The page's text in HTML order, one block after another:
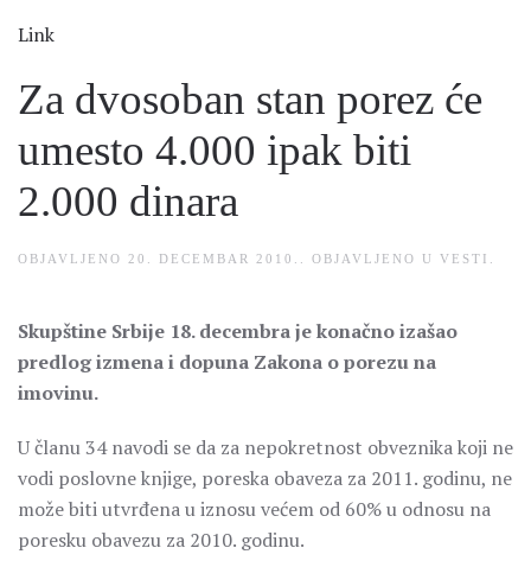
Link
Za dvosoban stan porez će
umesto 4.000 ipak biti
2.000 dinara
OBJAVLJENO 20. DECEMBAR 2010. . OBJAVLJENO U VESTI
Skupštine Srbije 18. decembra je konačno izašao
predlog izmena i dopuna Zakona o porezu na
imovinu.
U članu 34 navodi se da za nepokretnost obveznika koji ne
vodi poslovne knjige, poreska obaveza za 2011. godinu, ne
može biti utvrđena u iznosu većem od 60% u odnosu na
poresku obavezu za 2010. godinu.